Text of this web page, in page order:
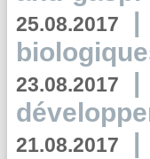
25.08.2017 |
23.08.2017 |
21.08.2017 |